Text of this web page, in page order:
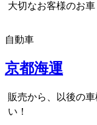
大切なお客様のお
自動車
京都海運
販売から、以後の
い！